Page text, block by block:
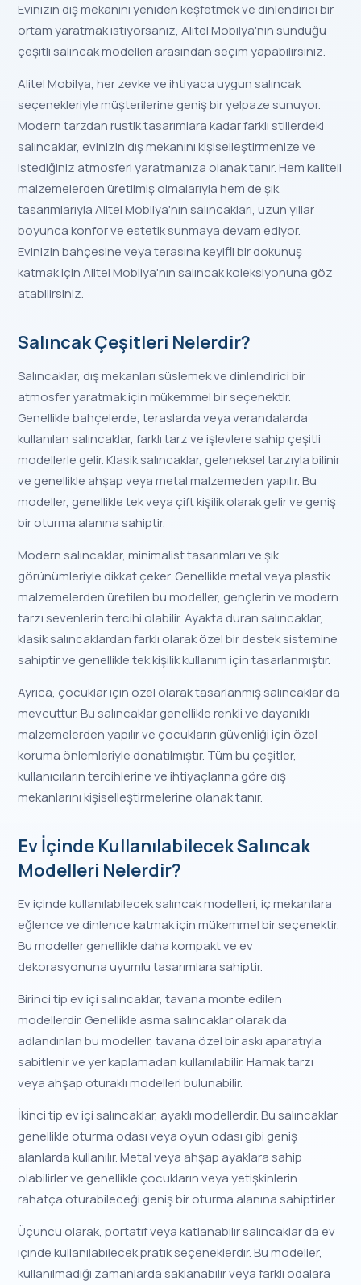
Evinizin dış mekanını yeniden keşfetmek ve dinlendirici bir
ortam yaratmak istiyorsanız, Alitel Mobilya'nın sunduğu
çeşitli salıncak modelleri arasından seçim yapabilirsiniz.
Alitel Mobilya, her zevke ve ihtiyaca uygun salıncak
seçenekleriyle müşterilerine geniş bir yelpaze sunuyor.
Modern tarzdan rustik tasarımlara kadar farklı stillerdeki
salıncaklar, evinizin dış mekanını kişiselleştirmenize ve
istediğiniz atmosferi yaratmanıza olanak tanır. Hem kaliteli
malzemelerden üretilmiş olmalarıyla hem de şık
tasarımlarıyla Alitel Mobilya'nın salıncakları, uzun yıllar
boyunca konfor ve estetik sunmaya devam ediyor.
Evinizin bahçesine veya terasına keyifli bir dokunuş
katmak için Alitel Mobilya'nın salıncak koleksiyonuna göz
atabilirsiniz.
Salıncak Çeşitleri Nelerdir?
Salıncaklar, dış mekanları süslemek ve dinlendirici bir
atmosfer yaratmak için mükemmel bir seçenektir.
Genellikle bahçelerde, teraslarda veya verandalarda
kullanılan salıncaklar, farklı tarz ve işlevlere sahip çeşitli
modellerle gelir. Klasik salıncaklar, geleneksel tarzıyla bilinir
ve genellikle ahşap veya metal malzemeden yapılır. Bu
modeller, genellikle tek veya çift kişilik olarak gelir ve geniş
bir oturma alanına sahiptir.
Modern salıncaklar, minimalist tasarımları ve şık
görünümleriyle dikkat çeker. Genellikle metal veya plastik
malzemelerden üretilen bu modeller, gençlerin ve modern
tarzı sevenlerin tercihi olabilir. Ayakta duran salıncaklar,
klasik salıncaklardan farklı olarak özel bir destek sistemine
sahiptir ve genellikle tek kişilik kullanım için tasarlanmıştır.
Ayrıca, çocuklar için özel olarak tasarlanmış salıncaklar da
mevcuttur. Bu salıncaklar genellikle renkli ve dayanıklı
malzemelerden yapılır ve çocukların güvenliği için özel
koruma önlemleriyle donatılmıştır. Tüm bu çeşitler,
kullanıcıların tercihlerine ve ihtiyaçlarına göre dış
mekanlarını kişiselleştirmelerine olanak tanır.
Ev İçinde Kullanılabilecek Salıncak
Modelleri Nelerdir?
Ev içinde kullanılabilecek salıncak modelleri, iç mekanlara
eğlence ve dinlence katmak için mükemmel bir seçenektir.
Bu modeller genellikle daha kompakt ve ev
dekorasyonuna uyumlu tasarımlara sahiptir.
Birinci tip ev içi salıncaklar, tavana monte edilen
modellerdir. Genellikle asma salıncaklar olarak da
adlandırılan bu modeller, tavana özel bir askı aparatıyla
sabitlenir ve yer kaplamadan kullanılabilir. Hamak tarzı
veya ahşap oturaklı modelleri bulunabilir.
İkinci tip ev içi salıncaklar, ayaklı modellerdir. Bu salıncaklar
genellikle oturma odası veya oyun odası gibi geniş
alanlarda kullanılır. Metal veya ahşap ayaklara sahip
olabilirler ve genellikle çocukların veya yetişkinlerin
rahatça oturabileceği geniş bir oturma alanına sahiptirler.
Üçüncü olarak, portatif veya katlanabilir salıncaklar da ev
içinde kullanılabilecek pratik seçeneklerdir. Bu modeller,
kullanılmadığı zamanlarda saklanabilir veya farklı odalara